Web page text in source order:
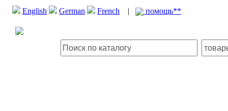
English German French | помощь**